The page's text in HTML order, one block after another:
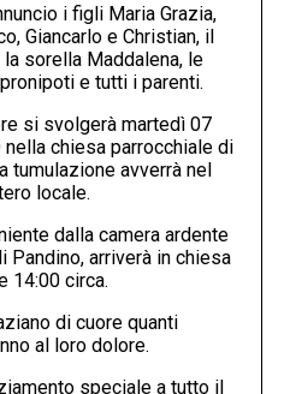
i figli Maria Grazia,
Giancarlo e Christian, il
sorella Maddalena, le
e tutti i parenti.
si svolgerà martedì 07
chiesa parrocchiale di
tumulazione avverrà nel
locale.
dalla camera ardente
Pandino, arriverà in chiesa
14:00 circa.
di cuore quanti
al loro dolore.
speciale a tutto il